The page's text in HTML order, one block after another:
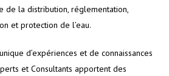
de la distribution, réglementation,
et protection de l’eau.
d’expériences et de connaissances
et Consultants apportent des